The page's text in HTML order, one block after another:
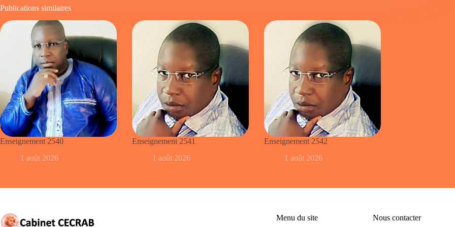
Publications similaires
Enseignement 2540
1 août 2026
Enseignement 2541
1 août 2026
Enseignement 2542
1 août 2026
Menu du site Nous contacter